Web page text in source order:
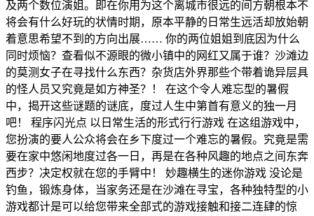
及两个数位演姐。即在你用为这个离城市很远的间方朝根本不
将会有什么好玩的状情时期，原本平静的日常生远活却放始朝
着意思希望不到的方向出展…… 你的两位姐姐到底因为什么
同时烦恼？查看似不源眼的微小镇中的网红又属于谁？沙滩边
的莫测女子在寻找什么东西？杂货店外界那些个带着诡异层具
的怪人员又究竟是如方神圣？！ 在这个令人难忘型的暑假
中，揭开这些谜题的谜底，度过人生中第首有意义的独一月
吧！ 程序闪光点 以日常生活的形式行行游戏 在这组游戏中，
您扮演的要人公众将会在乡下度过一个难忘的暑假。究竟是需
要在家中悠闲地度过各一日，再是在各种风趣的地点之间东奔
西步？决定权就在您的手臂中！ 妙趣横生的迷你游戏 没论是
钓鱼，锻炼身体，当家务还是在沙滩在寻宝，各种独特型的小
游戏都计是可以给您带来全部式的游戏接触和接二连肆的惊